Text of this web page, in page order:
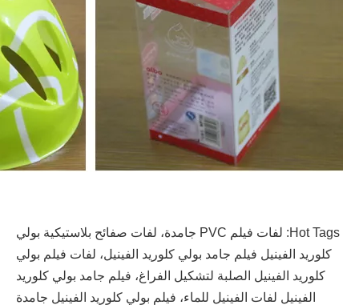
Hot Tags: لفات فيلم PVC جامدة، لفات صفائح بلاستيكية بولي
كلوريد الفينيل فيلم جامد بولي كلوريد الفينيل، لفات فيلم بولي
كلوريد الفينيل الصلبة لتشكيل الفراغ، فيلم جامد بولي كلوريد
الفينيل لفات الفينيل للماء، فيلم بولي كلوريد الفينيل جامدة